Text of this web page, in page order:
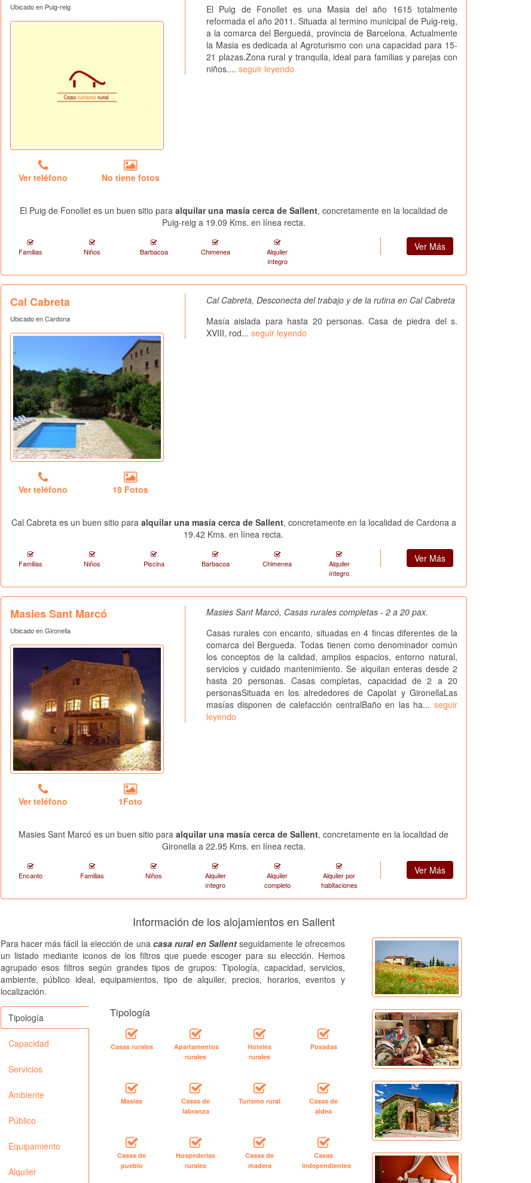
Ubicado en Puig-reig
Ver teléfono No tiene fotos
El Puig de Fonollet es una Masia del año 1615 totalmente
reformada el año 2011. Situada al termino municipal de Puig-reig,
a la comarca del Berguedá, provincia de Barcelona. Actualmente
la Masia es dedicada al Agroturismo con una capacidad para 15-
21 plazas.Zona rural y tranquila, ideal para familias y parejas con
niños.... seguir leyendo
El Puig de Fonollet es un buen sitio para alquilar una masía cerca de Sallent, concretamente en la localidad de
Puig-reig a 19.09 Kms. en línea recta.
Familias Niños Barbacoa Chimenea
Alquiler
íntegro
Ver Más
Cal Cabreta
Ubicado en Cardona
Ver teléfono 18 Fotos
Cal Cabreta, Desconecta del trabajo y de la rutina en Cal Cabreta
Masía aislada para hasta 20 personas. Casa de piedra del s.
XVIII, rod... seguir leyendo
Cal Cabreta es un buen sitio para alquilar una masía cerca de Sallent, concretamente en la localidad de Cardona a
19.42 Kms. en línea recta.
Familias Niños Piscina Barbacoa Chimenea
Alquiler
íntegro
Ver Más
Masies Sant Marcó
Ubicado en Gironella
Ver teléfono 1Foto
Masies Sant Marcó, Casas rurales completas - 2 a 20 pax.
Casas rurales con encanto, situadas en 4 fincas diferentes de la
comarca del Bergueda. Todas tienen como denominador común
los conceptos de la calidad, amplios espacios, entorno natural,
servicios y cuidado mantenimiento. Se alquilan enteras desde 2
hasta 20 personas. Casas completas, capacidad de 2 a 20
personasSituada en los alrededores de Capolat y GironellaLas
masías disponen de calefacción centralBaño en las ha... seguir
leyendo
Masies Sant Marcó es un buen sitio paraalquilar una masía cerca de Sallent, concretamente en la localidad de
Gironella a 22.95 Kms. en línea recta.
Encanto Familias Niños
Alquiler
íntegro
Alquiler
completo
Alquiler por
habitaciones
Ver Más
Información de los alojamientos en Sallent
Para hacer más fácil la elección de unacasa rural en Sallent seguidamente le ofrecemos
un listado mediante iconos de los filtros que puede escoger para su elección. Hemos
agrupado esos filtros según grandes tipos de grupos: Tipología, capacidad, servicios,
ambiente, público ideal, equipamientos, tipo de alquiler, precios, horarios, eventos y
localización.
Tipología
Capacidad
Servicios
Ambiente
Público
Equipamiento
Alquiler
Tipología
Casas rurales
Apartamentos
rurales
Hoteles
rurales
Posadas
Masías
Casas de
labranza
Turismo rural
Casas de
aldea
Casas de
pueblo
Hospederías
rurales
Casas de
madera
Casas
independientes